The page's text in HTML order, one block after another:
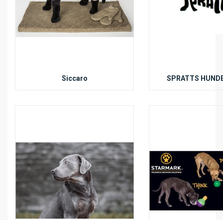
Siccaro SPRATTS